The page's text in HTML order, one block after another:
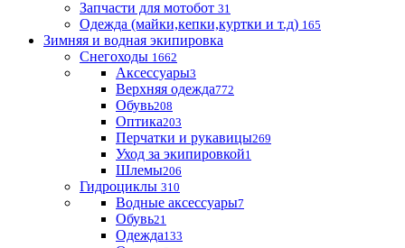
Запчасти для мотобот 31
Одежда (майки,кепки,куртки и т.д) 165
Зимняя и водная экипировка
Снегоходы 1662
Аксессуары3
Верхняя одежда772
Обувь208
Оптика203
Перчатки и рукавицы269
Уход за экипировкой1
Шлемы206
Гидроциклы 310
Водные аксессуары7
Обувь21
Одежда133